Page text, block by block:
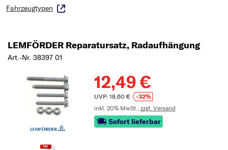
Fahrzeugtypen
LEMFÖRDER Reparatursatz, Radaufhängung
Art.-Nr. 38397 01
12,49 €
UVP: 18,60 €
-32%
inkl. 20% MwSt., zzgl. Versand
Sofort lieferbar